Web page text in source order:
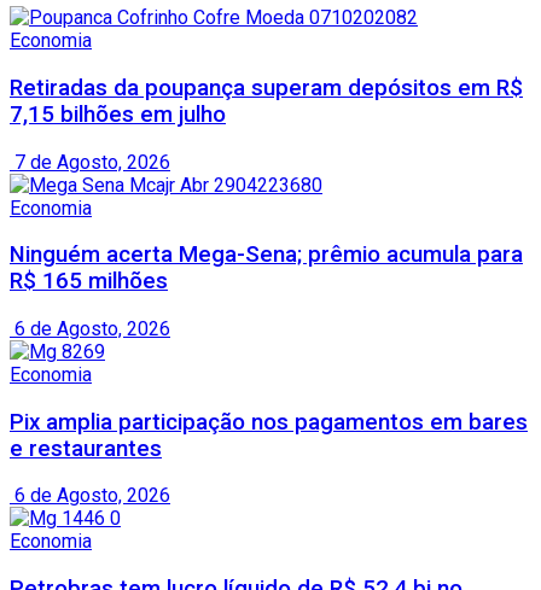
Economia
Retiradas da poupança superam depósitos em R$
7,15 bilhões em julho
7 de Agosto, 2026
Economia
Ninguém acerta Mega-Sena; prêmio acumula para
R$ 165 milhões
6 de Agosto, 2026
Economia
Pix amplia participação nos pagamentos em bares
e restaurantes
6 de Agosto, 2026
Economia